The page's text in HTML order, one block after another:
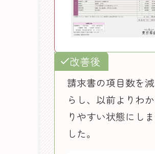
改善後
請求書の項目数を減
らし、以前よりわか
りやすい状態にしま
した。